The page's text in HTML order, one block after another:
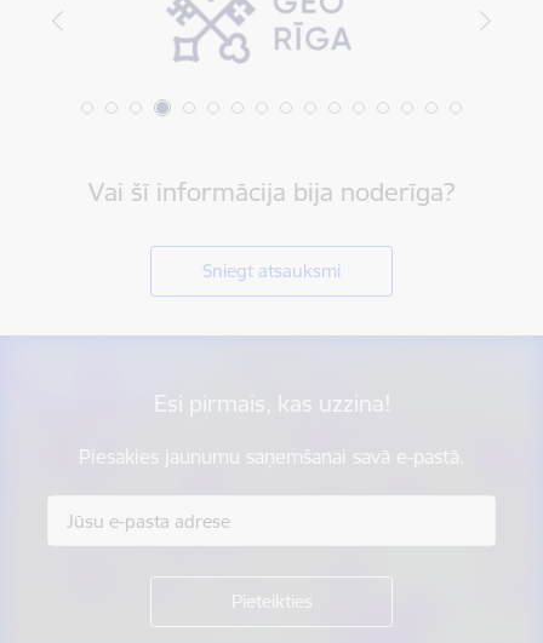
Vai šī informācija bija noderīga?
Sniegt atsauksmi
Esi pirmais, kas uzzina!
Piesakies jaunumu saņemšanai savā e-pastā.